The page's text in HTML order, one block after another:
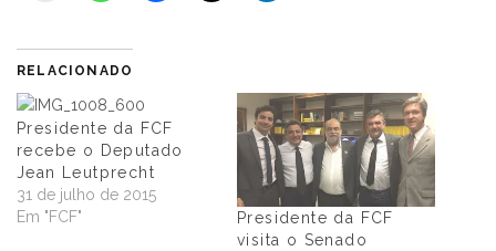
RELACIONADO
Presidente da FCF
recebe o Deputado
Jean Leutprecht
31 de julho de 2015
Em "FCF"
Presidente da FCF
visita o Senado